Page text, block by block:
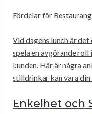
Fördelar för
Vid dagens lunch är
spela en avgörande
kunden. Här är några
stilldrinkar kan vara din
Enkelhet och